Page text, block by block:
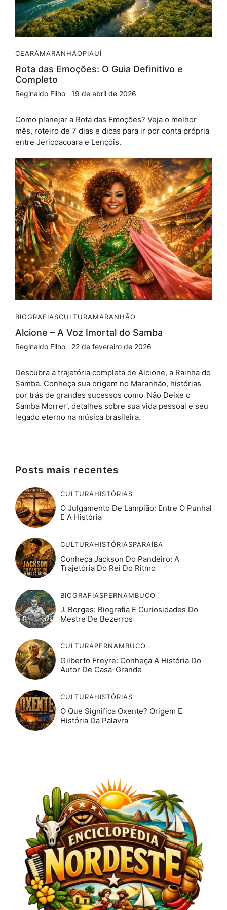
CEARÁMARANHÃOPIAUÍ
Rota das Emoções: O Guia Definitivo e
Completo
Reginaldo Filho 19 de abril de 2026
Como planejar a Rota das Emoções? Veja o melhor
mês, roteiro de 7 dias e dicas para ir por conta própria
entre Jericoacoara e Lençóis.
BIOGRAFIASCULTURAMARANHÃO
Alcione – A Voz Imortal do Samba
Reginaldo Filho 22 de fevereiro de 2026
Descubra a trajetória completa de Alcione, a Rainha do
Samba. Conheça sua origem no Maranhão, histórias
por trás de grandes sucessos como 'Não Deixe o
Samba Morrer', detalhes sobre sua vida pessoal e seu
legado eterno na música brasileira.
Posts mais recentes
CULTURAHISTÓRIAS
O Julgamento De Lampião: Entre O Punhal
E A História
CULTURAHISTÓRIASPARAÍBA
Conheça Jackson Do Pandeiro: A
Trajetória Do Rei Do Ritmo
BIOGRAFIASPERNAMBUCO
J. Borges: Biografia E Curiosidades Do
Mestre De Bezerros
CULTURAPERNAMBUCO
Gilberto Freyre: Conheça A História Do
Autor De Casa-Grande
CULTURAHISTÓRIAS
O Que Significa Oxente? Origem E
História Da Palavra